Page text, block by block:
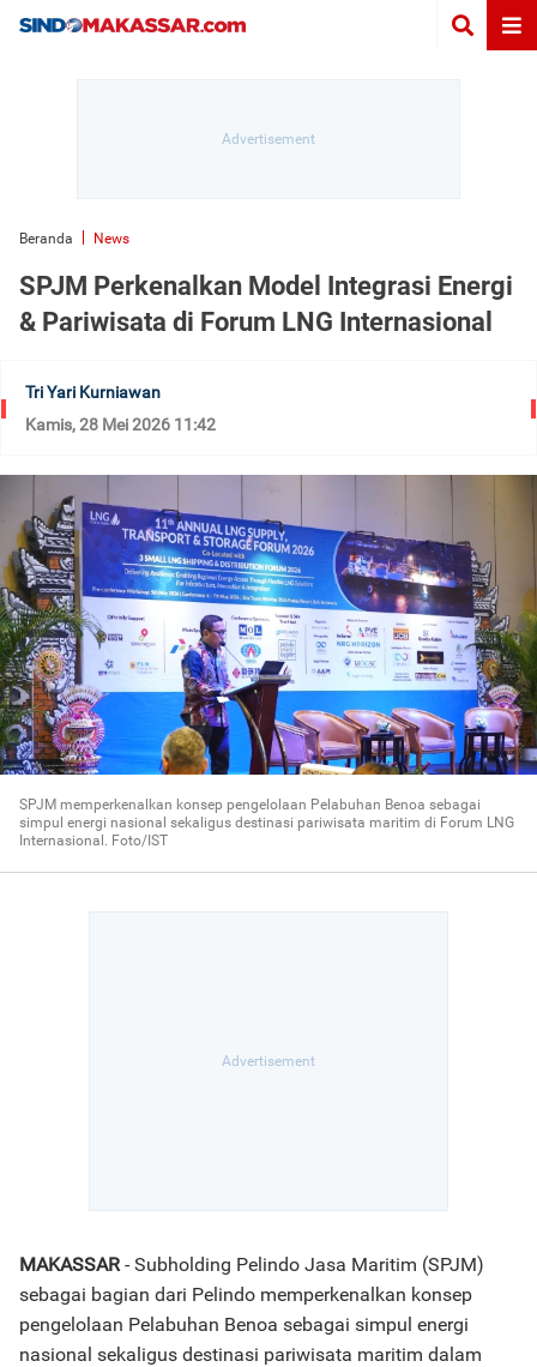
Beranda News
SPJM Perkenalkan Model Integrasi Energi
& Pariwisata di Forum LNG Internasional
Tri Yari Kurniawan
Kamis, 28 Mei 2026 11:42
SPJM memperkenalkan konsep pengelolaan Pelabuhan Benoa sebagai
simpul energi nasional sekaligus destinasi pariwisata maritim di Forum LNG
Internasional. Foto/IST
MAKASSAR- Subholding Pelindo Jasa Maritim (SPJM)
sebagai bagian dari Pelindo memperkenalkan konsep
pengelolaan Pelabuhan Benoa sebagai simpul energi
nasional sekaligus destinasi pariwisata maritim dalam